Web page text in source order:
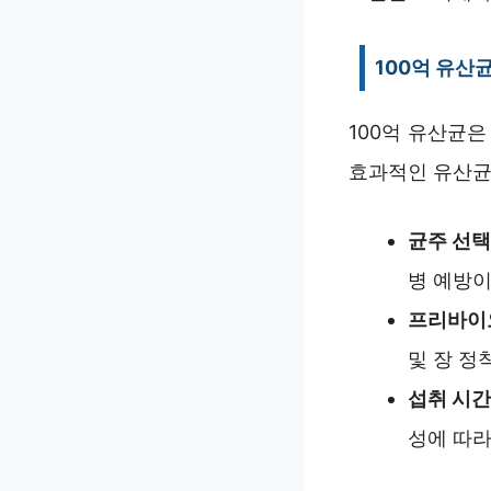
100억 유산
100억 유산균
효과적인 유산
균주 선택
병 예방
프리바
및 장 정
섭취 시간
성에 따